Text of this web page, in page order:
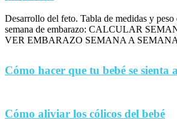
Desarrollo del feto. Tabla de medidas y peso
semana de embarazo: CALCULAR
VER EMBARAZO SEMANA A
Cómo hacer que tu bebé se sienta
Cómo aliviar los cólicos del bebé